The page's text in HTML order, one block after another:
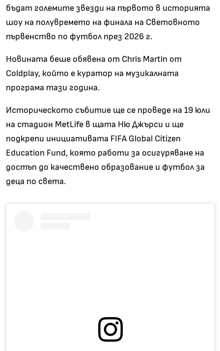
бъдат големите звезди на първото в историята
шоу на полувремето на финала на Световното
първенство по футбол през 2026 г.
Новината беше обявена от Chris Martin от
Coldplay, който е куратор на музикалната
програма тази година.
Историческото събитие ще се проведе на 19 юли
на стадион MetLife в щата Ню Джърси и ще
подкрепи инициативата FIFA Global Citizen
Education Fund, която работи за осигуряване на
достъп до качествено образование и футбол за
деца по света.